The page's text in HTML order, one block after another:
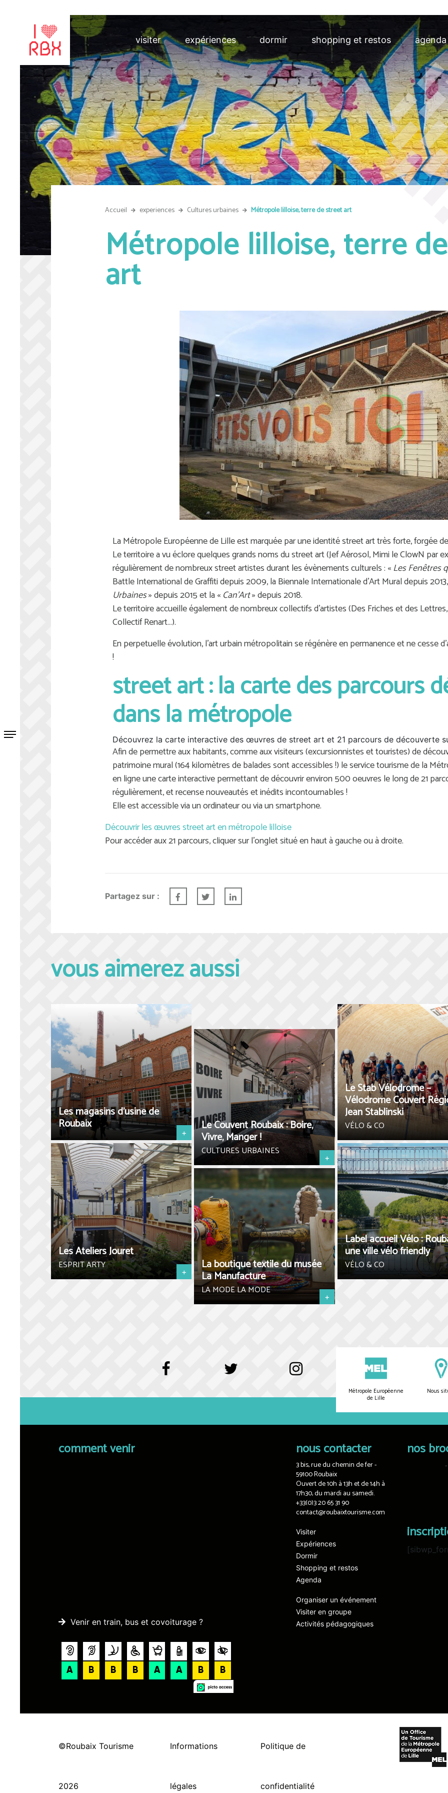
visiter expériences dormir shopping et restos agenda
Accueil experiences Cultures urbaines Métropole lilloise, terre de street art
Métropole lilloise, terre
art
La Métropole Européenne de Lille est marquée par une identité street art très forte, forgée
Le territoire a vu éclore quelques grands noms du street art (Jef Aérosol, Mimi le ClowN par
régulièrement de nombreux street artistes durant les évènements culturels : «Les Fenêtres
Battle International de Graffiti depuis 2009, la Biennale Internationale d’Art Mural depuis
Urbaines» depuis 2015 et la « Can’Art» depuis 2018.
Le territoire accueille également de nombreux collectifs d’artistes (Des Friches et des
Collectif Renart…).
En perpetuelle évolution, l'art urbain métropolitain se régénère en permanence et ne cesse
!
street art : la carte des parcours
dans la métropole
Découvrez la carte interactive des œuvres de street art et 21 parcours de découverte
Afin de permettre aux habitants, comme aux visiteurs (excursionnistes et touristes) de
patrimoine mural (164 kilomètres de balades sont accessibles !) le service tourisme de la
en ligne une carte interactive permettant de découvrir environ 500 oeuvres le long de 21
régulièrement, et recense nouveautés et inédits incontournables !
Elle est accessible via un ordinateur ou via un smartphone.
Découvrir les œuvres street art en métropole lilloise
Pour accéder aux 21 parcours, cliquer sur l'onglet situé en haut à gauche ou à droite.
Partagez sur :
vous aimerez aussi
Les magasins d’usine de
Roubaix
+
Les Ateliers Jouret
ESPRIT ARTY +
Le Couvent Roubaix : Boire,
Vivre, Manger !
CULTURES URBAINES +
La boutique textile du musée
La Manufacture
LA MODE LA MODE +
Le Stab Vélodrome –
Vélodrome Couvert
Jean Stablinski
VÉLO & CO
Label accueil Vélo :
une ville vélo friendly
VÉLO & CO
Métropole Européenne
de Lille
Nous
comment venir
Venir en train, bus et covoiturage ?
nous contacter
3 bis, rue du chemin de fer -
59100 Roubaix
Ouvert de 10h à 13h et de 14h à
17h30, du mardi au samedi.
+33(0)3 20 65 31 90
contact@roubaixtourisme.com
nos
Visiter
Expériences
Dormir
Shopping et restos
Agenda
Organiser un événement
Visiter en groupe
Activités pédagogiques
©Roubaix Tourisme
2026
Informations
légales
Politique de
confidentialité